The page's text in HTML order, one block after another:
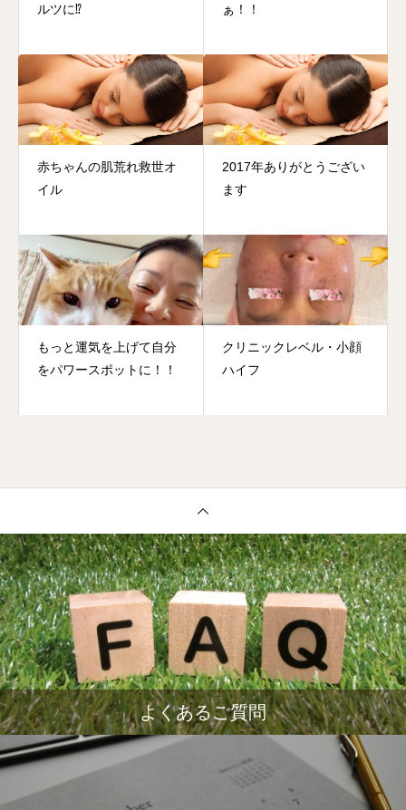
ルツに⁉️
ぁ！！
赤ちゃんの肌荒れ救世オ
イル
2017年ありがとうござい
ます
もっと運気を上げて自分
をパワースポットに！！
クリニックレベル・小顔
ハイフ
よくあるご質問